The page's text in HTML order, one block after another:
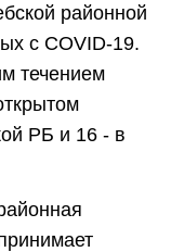
районной
с COVID-19.
течением
РБ и 16 - в